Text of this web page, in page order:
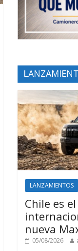
LANZAMIENTOS
Chile es
nueva
05/08/2026